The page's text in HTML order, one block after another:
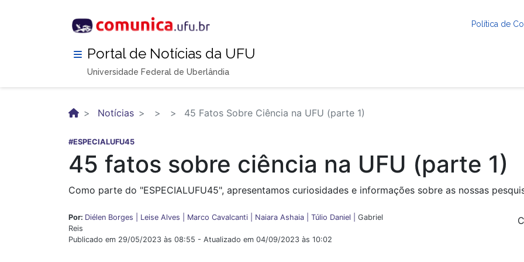
Política de
Portal de Notícias da UFU
Universidade Federal de Uberlândia
Notícias 45 Fatos Sobre Ciência na UFU (parte 1)
#ESPECIALUFU45
45 fatos sobre ciência na UFU (parte 1)
Como parte do "ESPECIALUFU45", apresentamos curiosidades e informações sobre as nossas
Por: Diélen Borges | Leise Alves | Marco Cavalcanti | Naiara Ashaia | Túlio Daniel | Gabriel
Reis
Publicado em 29/05/2023 às 08:55 - Atualizado em 04/09/2023 às 10:02